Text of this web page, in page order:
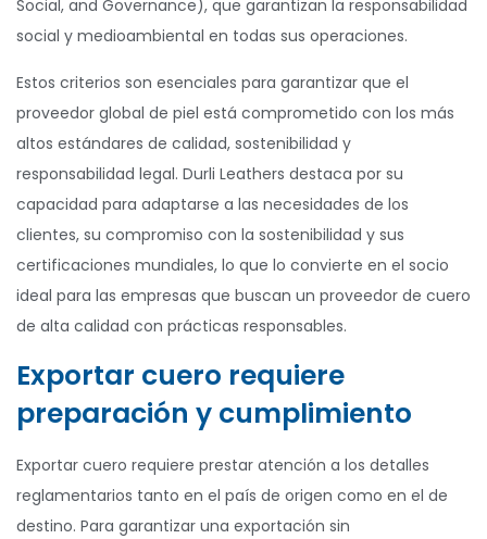
Social, and Governance), que garantizan la responsabilidad
social y medioambiental en todas sus operaciones.
Estos criterios son esenciales para garantizar que el
proveedor global de piel está comprometido con los más
altos estándares de calidad, sostenibilidad y
responsabilidad legal. Durli Leathers destaca por su
capacidad para adaptarse a las necesidades de los
clientes, su compromiso con la sostenibilidad y sus
certificaciones mundiales, lo que lo convierte en el socio
ideal para las empresas que buscan un proveedor de cuero
de alta calidad con prácticas responsables.
Exportar cuero requiere
preparación y cumplimiento
Exportar cuero requiere prestar atención a los detalles
reglamentarios tanto en el país de origen como en el de
destino. Para garantizar una exportación sin